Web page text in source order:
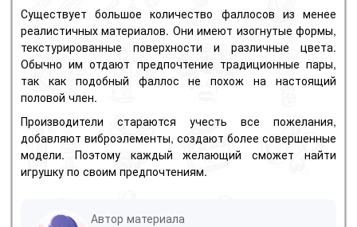
Существует большое количество фаллосов из менее
реалистичных материалов. Они имеют изогнутые формы,
текстурированные поверхности и различные цвета.
Обычно им отдают предпочтение традиционные пары,
так как подобный фаллос не похож на настоящий
половой член.
Производители стараются учесть все пожелания,
добавляют виброэлементы, создают более совершенные
модели. Поэтому каждый желающий сможет найти
игрушку по своим предпочтениям.
Автор материала